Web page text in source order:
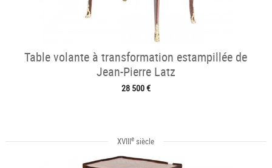
Table volante à transformation estampillée de
Jean-Pierre Latz
28 500 €
XVIIIe siècle